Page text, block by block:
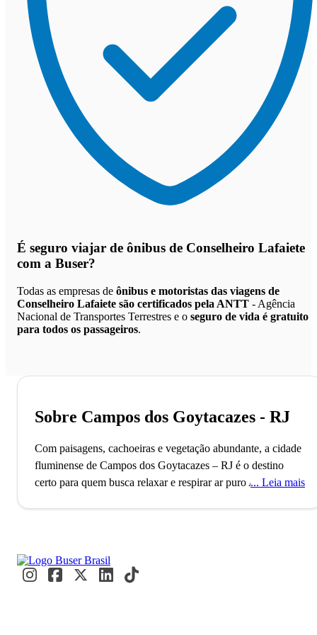
É seguro viajar de ônibus de Conselheiro Lafaiete
com a Buser?
Todas as empresas de ônibus e motoristas das viagens de
Conselheiro Lafaiete são certificados pela ANTT - Agência
Nacional de Transportes Terrestres e o seguro de vida é gratuito
para todos os passageiros.
Sobre Campos dos Goytacazes - RJ
Com paisagens, cachoeiras e vegetação abundante, a cidade
fluminense de Campos dos Goytacazes – RJ é o destino
certo para quem busca relaxar e respirar ar puroA cidade de
1835 e ostenta o título de “Capital Nacional do Petróleo”.
Campos dos Goytacazes possui ainda a 2ª maior área urbana
Leia mais